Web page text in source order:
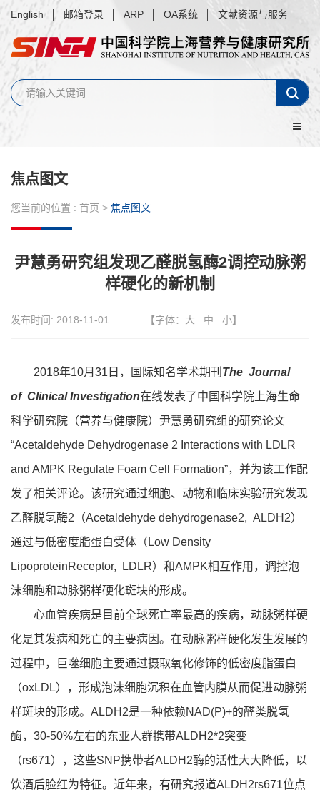
English 邮箱登录 ARP OA系统 文献资源与服务
焦点图文
您当前的位置 : 首页 > 焦点图文
尹慧勇研究组发现乙醛脱氢酶2调控动脉粥
样硬化的新机制
发布时间: 2018-11-01 【字体： 大 中 小】
2018年10月31日，国际知名学术期刊 The Journal
of Clinical Investigation在线发表了中国科学院上海生命
科学研究院（营养与健康院）尹慧勇研究组的研究论文
“Acetaldehyde Dehydrogenase 2 Interactions with LDLR
and AMPK Regulate Foam Cell Formation”，并为该工作配
发了相关评论。该研究通过细胞、动物和临床实验研究发现
乙醛脱氢酶2（Acetaldehyde dehydrogenase2, ALDH2）
通过与低密度脂蛋白受体（Low Density
LipoproteinReceptor, LDLR）和AMPK相互作用，调控泡
沫细胞和动脉粥样硬化斑块的形成。
心血管疾病是目前全球死亡率最高的疾病，动脉粥样硬
化是其发病和死亡的主要病因。在动脉粥样硬化发生发展的
过程中，巨噬细胞主要通过摄取氧化修饰的低密度脂蛋白
（oxLDL），形成泡沫细胞沉积在血管内膜从而促进动脉粥
样斑块的形成。ALDH2是一种依赖NAD(P)+的醛类脱氢
酶，30-50%左右的东亚人群携带ALDH2*2突变
（rs671），这些SNP携带者ALDH2酶的活性大大降低，以
饮酒后脸红为特征。近年来，有研究报道ALDH2rs671位点